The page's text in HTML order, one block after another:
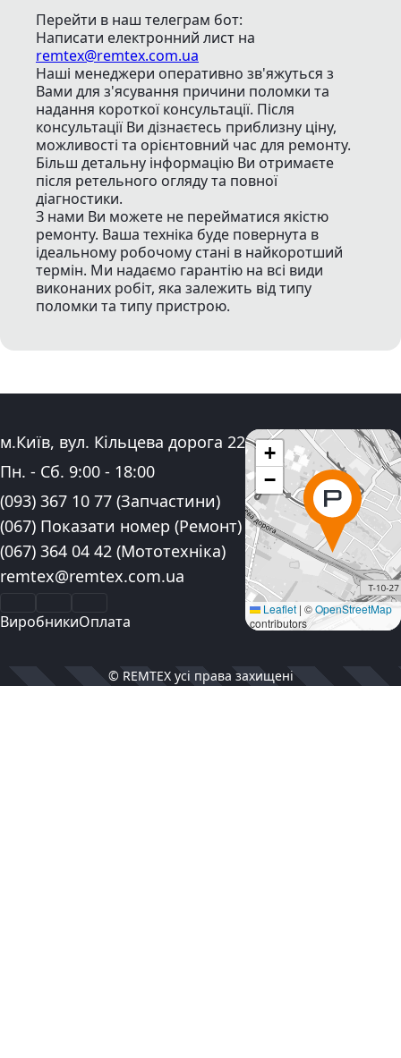
Перейти в наш телеграм бот:
Написати електронний лист на
remtex@remtex.com.ua
Наші менеджери оперативно зв'яжуться з
Вами для з'ясування причини поломки та
надання короткої консультації. Після
консультації Ви дізнаєтесь приблизну ціну,
можливості та орієнтовний час для ремонту.
Більш детальну інформацію Ви отримаєте
після ретельного огляду та повної
діагностики.
З нами Ви можете не перейматися якістю
ремонту. Ваша техніка буде повернута в
ідеальному робочому стані в найкоротший
термін. Ми надаємо гарантію на всі види
виконаних робіт, яка залежить від типу
поломки та типу пристрою.
Адреса:
м.Київ, вул. Кільцева дорога 22
Графік роботи:
Пн. - Сб. 9:00 - 18:00
Контактні номера телефону:
(093) 367 10 77 (Запчастини)
(067) Показати номер (Ремонт)
(067) 364 04 42 (Мототехніка)
Електронна пошта:
remtex@remtex.com.ua
ВиробникиОплата
+
−
Leaflet | ©OpenStreetMap
contributors
© REMTEX усі права захищені